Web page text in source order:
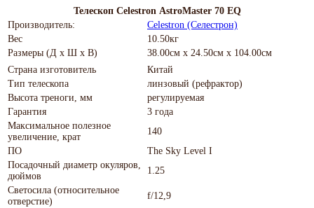
Телескоп Celestron АstroMaster 70 EQ
Производитель:
Celestron (Селестрон)
Вес
10.50кг
Размеры (Д х Ш х В)
38.00см x 24.50см x 104.00см
Страна изготовитель
Китай
Тип телескопа
линзовый (рефрактор)
Высота треноги, мм
регулируемая
Гарантия
3 года
Максимальное полезное
увеличение, крат
140
ПО
The Sky Level I
Посадочный диаметр окуляров,
дюймов
1.25
Светосила (относительное
отверстие)
f/12,9